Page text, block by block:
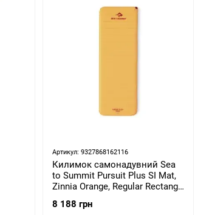
Артикул: 9327868162116
Килимок самонадувний Sea
to Summit Pursuit Plus SI Mat,
Zinnia Orange, Regular Rectang
ASL053081-310603)
8 188 грн